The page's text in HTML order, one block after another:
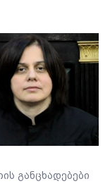
განცხადებები